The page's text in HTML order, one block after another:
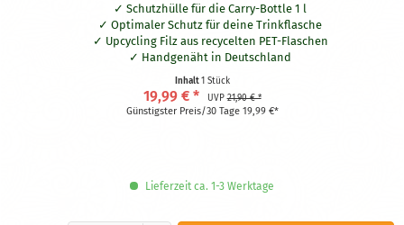
Schutzhülle für die Carry-Bottle 1 l
Optimaler Schutz für deine Trinkflasche
Upcycling Filz aus recycelten PET-Flaschen
Handgenäht in Deutschland
Waschbar bei 30° Grad
Praktische Schlaufe aus naturbelassener Baumwolle
Hält dein Getränk bis zu zwei Stunden länger kalt oder warm
Inhalt1 Stück
19,99 € * UVP21,90 € *
Günstigster Preis/30 Tage 19,99 €*
Lieferzeit ca. 1-3 Werktage